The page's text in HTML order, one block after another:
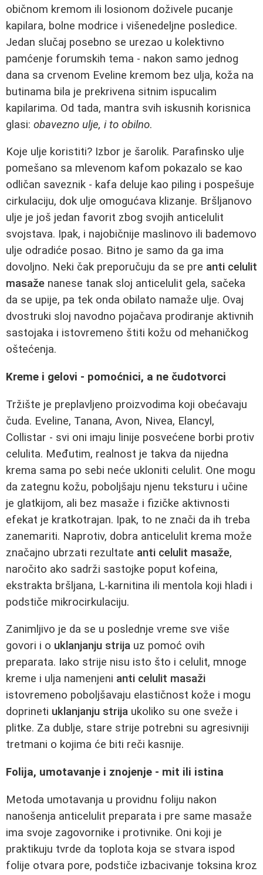
običnom kremom ili losionom doživele pucanje
kapilara, bolne modrice i višenedeljne posledice.
Jedan slučaj posebno se urezao u kolektivno
pamćenje forumskih tema - nakon samo jednog
dana sa crvenom Eveline kremom bez ulja, koža na
butinama bila je prekrivena sitnim ispucalim
kapilarima. Od tada, mantra svih iskusnih korisnica
glasi: obavezno ulje, i to obilno.
Koje ulje koristiti? Izbor je šarolik. Parafinsko ulje
pomešano sa mlevenom kafom pokazalo se kao
odličan saveznik - kafa deluje kao piling i pospešuje
cirkulaciju, dok ulje omogućava klizanje. Bršljanovo
ulje je još jedan favorit zbog svojih anticelulit
svojstava. Ipak, i najobičnije maslinovo ili bademovo
ulje odradiće posao. Bitno je samo da ga ima
dovoljno. Neki čak preporučuju da se pre anti celulit
masaže nanese tanak sloj anticelulit gela, sačeka
da se upije, pa tek onda obilato namaže ulje. Ovaj
dvostruki sloj navodno pojačava prodiranje aktivnih
sastojaka i istovremeno štiti kožu od mehaničkog
oštećenja.
Kreme i gelovi - pomoćnici, a ne čudotvorci
Tržište je preplavljeno proizvodima koji obećavaju
čuda. Eveline, Tanana, Avon, Nivea, Elancyl,
Collistar - svi oni imaju linije posvećene borbi protiv
celulita. Međutim, realnost je takva da nijedna
krema sama po sebi neće ukloniti celulit. One mogu
da zategnu kožu, poboljšaju njenu teksturu i učine
je glatkijom, ali bez masaže i fizičke aktivnosti
efekat je kratkotrajan. Ipak, to ne znači da ih treba
zanemariti. Naprotiv, dobra anticelulit krema može
značajno ubrzati rezultate anti celulit masaže,
naročito ako sadrži sastojke poput kofeina,
ekstrakta bršljana, L-karnitina ili mentola koji hladi i
podstiče mikrocirkulaciju.
Zanimljivo je da se u poslednje vreme sve više
govori i o uklanjanju strija uz pomoć ovih
preparata. Iako strije nisu isto što i celulit, mnoge
kreme i ulja namenjeni anti celulit masaži
istovremeno poboljšavaju elastičnost kože i mogu
doprineti uklanjanju strija ukoliko su one sveže i
plitke. Za dublje, stare strije potrebni su agresivniji
tretmani o kojima će biti reči kasnije.
Folija, umotavanje i znojenje - mit ili istina
Metoda umotavanja u providnu foliju nakon
nanošenja anticelulit preparata i pre same masaže
ima svoje zagovornike i protivnike. Oni koji je
praktikuju tvrde da toplota koja se stvara ispod
folije otvara pore, podstiče izbacivanje toksina kroz